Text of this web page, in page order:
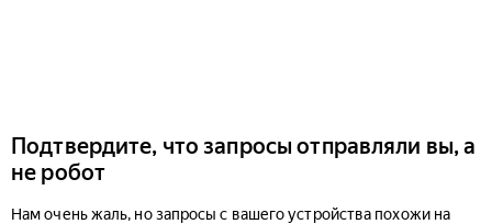
Подтвердите, что запросы отправляли вы, а
не робот
Нам очень жаль, но запросы с вашего устройства похожи на